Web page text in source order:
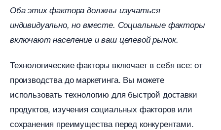
Оба этих фактора должны изучаться
индивидуально, но вместе. Социальные факторы
ключают население и ваш целевой рынок.
Технологические факторы включает в себя все: от
производства до маркетинга. Вы можете
использовать технологию для быстрой доставки
продуктов, изучения социальных факторов или
сохранения преимущества перед конкурентами.